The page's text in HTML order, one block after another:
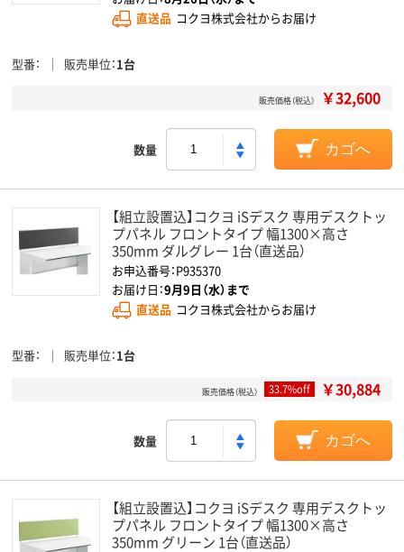
直送品 コクヨ株式会社からお届け
型番 販売単位 1台
販売価格（税込） ￥32,600
数量 カゴへ
【組立設置込】コクヨ iSデスク 専用デスクトッ
プパネル フロントタイプ 幅1300×高さ
350mm ダルグレー 1台（直送品）
お申込番号：P935370
お届け日：9月9日（水）まで
直送品 コクヨ株式会社からお届け
型番 販売単位 1台
販売価格（税込） 33.7%off ￥30,884
数量 カゴへ
【組立設置込】コクヨ iSデスク 専用デスクトッ
プパネル フロントタイプ 幅1300×高さ
350mm グリーン 1台（直送品）